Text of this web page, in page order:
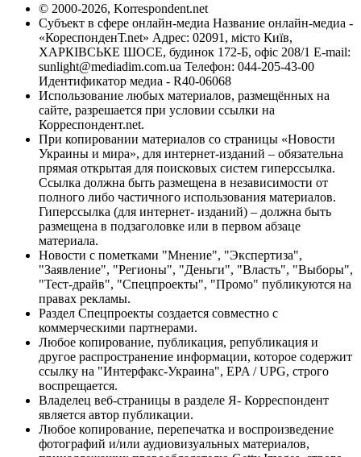
© 2000-2026, Korrespondent.net
Субъект в сфере онлайн-медиа Название онлайн-медиа -
«КореспонденТ.net» Адрес: 02091, місто Київ,
ХАРКІВСЬКЕ ШОСЕ, будинок 172-Б, офіс 208/1 E-mail:
sunlight@mediadim.com.ua Телефон: 044-205-43-00
Идентификатор медиа - R40-06068
Использование любых материалов, размещённых на
сайте, разрешается при условии ссылки на
Корреспондент.net.
При копировании материалов со страницы «Новости
Украины и мира», для интернет-изданий – обязательна
прямая открытая для поисковых систем гиперссылка.
Ссылка должна быть размещена в независимости от
полного либо частичного использования материалов.
Гиперссылка (для интернет- изданий) – должна быть
размещена в подзаголовке или в первом абзаце
материала.
Новости с пометками "Мнение", "Экспертиза",
"Заявление", "Регионы", "Деньги", "Власть", "Выборы",
"Тест-драйв", "Спецпроекты", "Промо" публикуются на
правах рекламы.
Раздел Спецпроекты создается совместно с
коммерческими партнерами.
Любое копирование, публикация, републикация и
другое распространение информации, которое содержит
ссылку на "Интерфакс-Украина", EPA / UPG, строго
воспрещается.
Владелец веб-страницы в разделе Я- Корреспондент
является автор публикации.
Любое копирование, перепечатка и воспроизведение
фотографий и/или аудиовизуальных материалов,